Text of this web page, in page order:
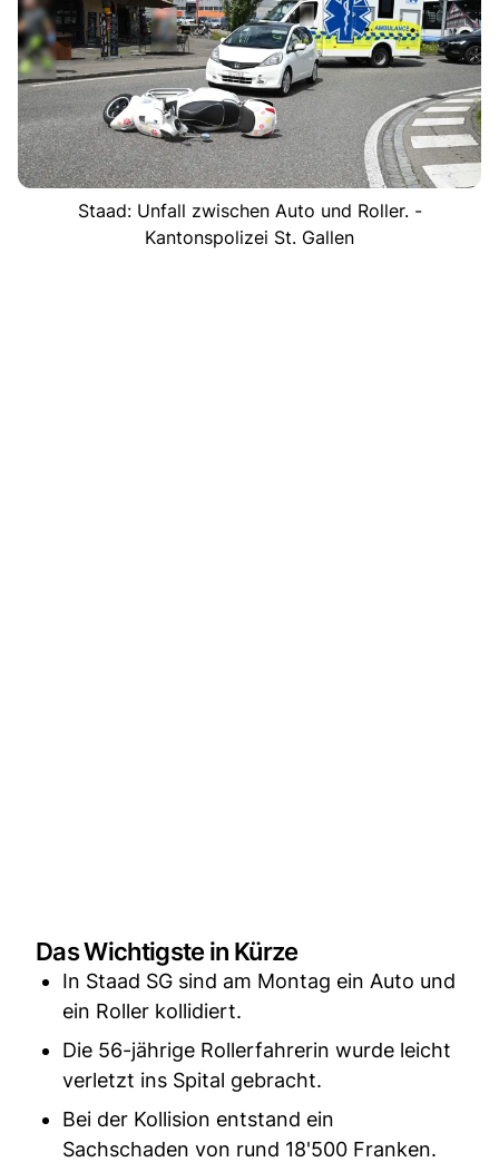
Staad: Unfall zwischen Auto und Roller. -
Kantonspolizei St. Gallen
Das Wichtigste in Kürze
In Staad SG sind am Montag ein Auto und
ein Roller kollidiert.
Die 56-jährige Rollerfahrerin wurde leicht
verletzt ins Spital gebracht.
Bei der Kollision entstand ein
Sachschaden von rund 18'500 Franken.